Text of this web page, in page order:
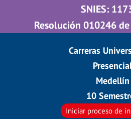
SNIES:
Resolución 010246
Carreras
Medellín
10
Iniciar proceso de